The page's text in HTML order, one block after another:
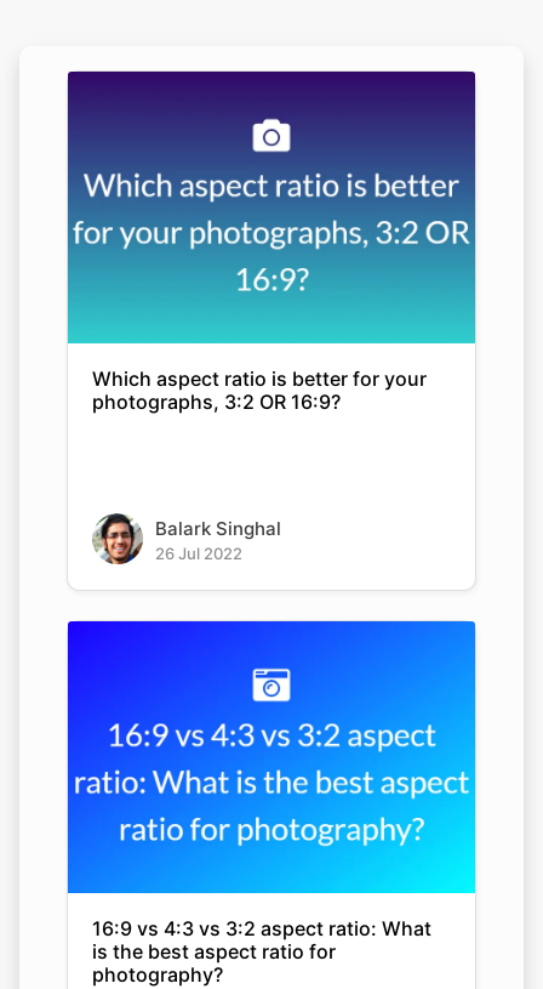
Which aspect ratio is better for your
photographs, 3:2 OR 16:9?
Balark Singhal
26 Jul 2022
16:9 vs 4:3 vs 3:2 aspect ratio: What
is the best aspect ratio for
photography?